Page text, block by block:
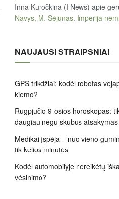
Inna Kuročkina (I News) apie
Navys, M. Sėjūnas. Imperija
NAUJAUSI STRAIPSNIAI
GPS trikdžiai: kodėl robotas
kiemo?
Rugpjūčio 9-osios horoskopas:
daugiau negu skubus atsakymas
Medikai įspėja – nuo vieno
tik kelios minutės
Kodėl automobilyje nereikėtų
vėsinimo?